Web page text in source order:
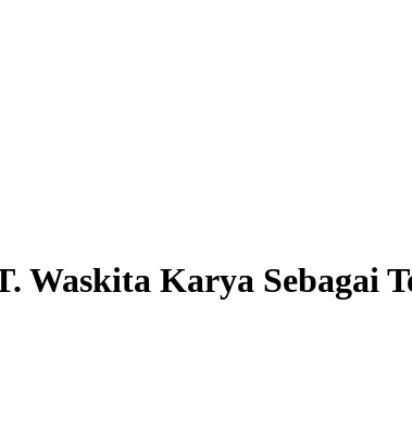
Waskita Karya Sebagai